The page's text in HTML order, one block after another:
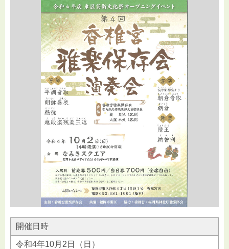
開催日時
令和4年10月2日（日）